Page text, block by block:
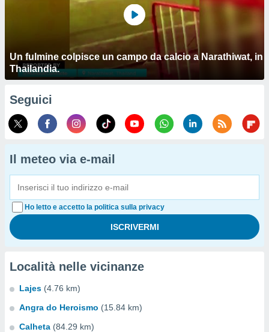
Un fulmine colpisce un campo da calcio a Narathiwat, in
Thailandia.
Seguici
Il meteo via e-mail
Ho letto e accetto la politica sulla privacy
Località nelle vicinanze
Lajes (4.76 km)
Angra do Heroismo (15.84 km)
Calheta (84.29 km)